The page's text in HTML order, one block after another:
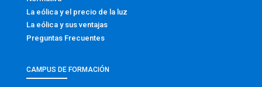
La eólica y el precio de la luz
La eólica y sus ventajas
Preguntas Frecuentes
CAMPUS DE FORMACIÓN